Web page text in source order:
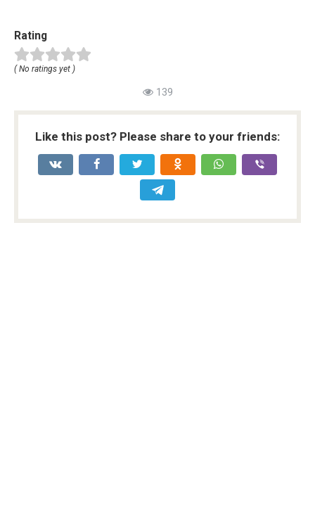
Rating
( No ratings yet )
139
Like this post? Please share to your friends: